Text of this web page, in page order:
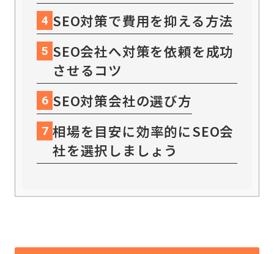
4 SEO対策で費用を抑える方法
5 SEO会社へ対策を依頼を成功
させるコツ
6 SEO対策会社の選び方
7 相場を目安に効率的にSEO会
社を選択しましょう